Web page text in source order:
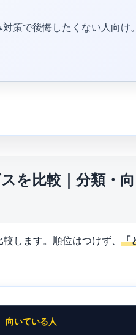
策で後悔したくない人向け
を比較｜分類・
します。順位はつけず、 「
向いている人